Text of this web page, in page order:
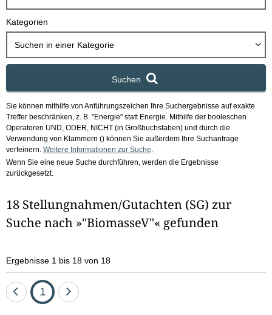
o
n
g
a
Kategorien
Suchen in einer Kategorie
Suchen
Sie können mithilfe von Anführungszeichen Ihre Suchergebnisse auf exakte
Treffer beschränken, z. B. "Energie" statt Energie. Mithilfe der booleschen
Operatoren UND, ODER, NICHT (in Großbuchstaben) und durch die
Verwendung von Klammern () können Sie außerdem Ihre Suchanfrage
verfeinern. Weitere Informationen zur Suche
Wenn Sie eine neue Suche durchführen, werden die Ergebnisse
zurückgesetzt.
18 Stellungnahmen/Gutachten (SG) zur
Suche nach »"BiomasseV"« gefunden
Ergebnisse 1 bis 18 von 18
EineSeite
1
Eine